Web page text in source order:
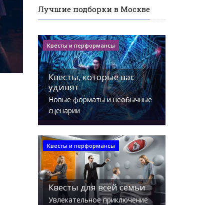
Лучшие подборки в Москве
Квесты и перформансы
Квесты, которые вас
удивят
Новые форматы и необычные
сценарии
Квесты и перформансы
Квесты для всей семьи
Увлекательное приключение